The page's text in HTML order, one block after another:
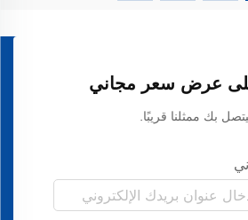
عرض سعر مجاني
بك ممثلنا قريبًا.